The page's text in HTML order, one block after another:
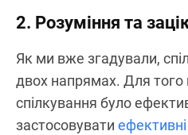
2. Розуміння та
Як ми вже згадували,
двох напрямах. Для того
спілкування було
застосовувати ефективні